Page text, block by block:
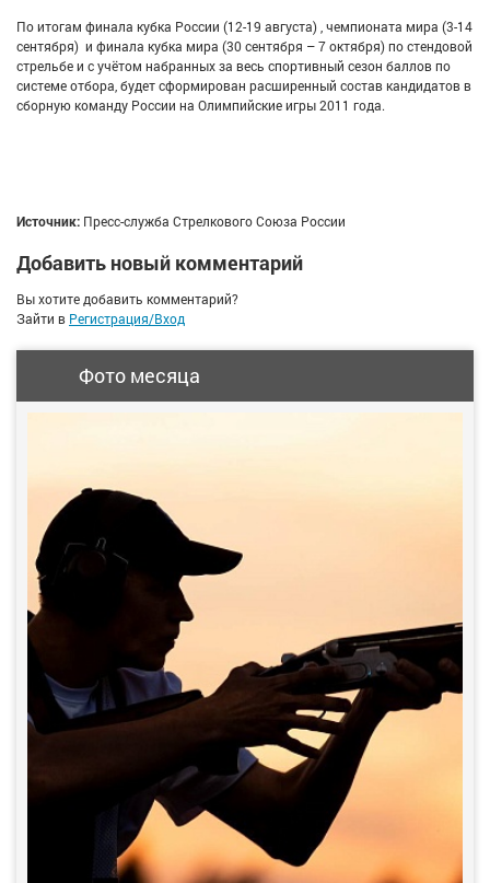
По итогам финала кубка России (12-19 августа) , чемпионата мира (3-14
сентября) и финала кубка мира (30 сентября – 7 октября) по стендовой
стрельбе и с учётом набранных за весь спортивный сезон баллов по
системе отбора, будет сформирован расширенный состав кандидатов в
сборную команду России на Олимпийские игры 2011 года.
Источник: Пресс-служба Стрелкового Союза России
Добавить новый комментарий
Вы хотите добавить комментарий?
Зайти в Регистрация/Вход
Фото месяца